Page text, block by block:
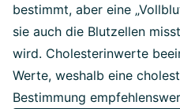
bestimmt, aber eine
sie auch die Blutzellen
wird. Cholesterinwerte
Werte, weshalb eine
Bestimmung